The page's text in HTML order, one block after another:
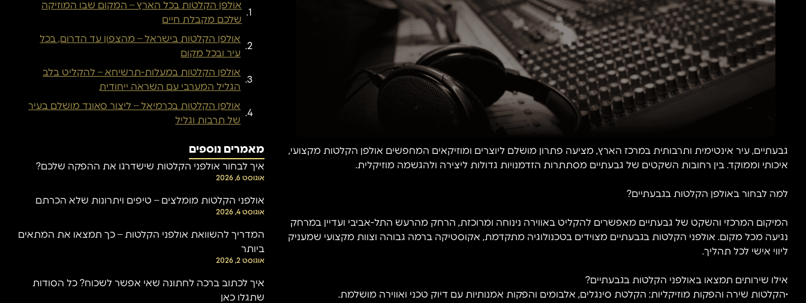
גבעתיים, עיר אינטימית ותרבותית במרכז הארץ, מציעה פתרון מושלם ליוצרים ומוזיקאים המחפשים אולפן הקלטות מקצועי,
איכותי וממוקד. בין רחובות השקטים של גבעתיים מסתתרות הזדמנויות גדולות ליצירה ולהגשמה מוזיקלית.
למה לבחור באולפן הקלטות בגבעתיים?
המיקום המרכזי והשקט של גבעתיים מאפשרים להקליט באווירה נינוחה ומרוכזת, הרחק מהרעש התל-אביבי ועדיין במרחק
נגיעה מכל מקום. אולפני הקלטות בגבעתיים מצוידים בטכנולוגיה מתקדמת, אקוסטיקה ברמה גבוהה וצוות מקצועי שמעניק
ליווי אישי לכל תהליך.
אילו שירותים תמצאו באולפני הקלטות בגבעתיים?
•הקלטות שירה והפקות מוזיקליות: הקלטת סינגלים, אלבומים והפקות אמנותיות עם דיוק טכני ואווירה מושלמת.
אולפן הקלטות בכל הארץ – המקום שבו המוזיקה
שלכם מקבלת חיים
אולפן הקלטות בישראל – מהצפון עד הדרום, בכל
עיר ובכל מקום
אולפן הקלטות במעלות-תרשיחא – להקליט בלב
הגליל המערבי עם השראה ייחודית
אולפן הקלטות בכרמיאל – ליצור סאונד מושלם בעיר
של תרבות וגליל
מאמרים נוספים
איך לבחור אולפני הקלטות שישדרגו את ההפקה שלכם?
אוגוסט 6, 2026
אולפני הקלטות מומלצים – טיפים ויתרונות שלא הכרתם
אוגוסט 4, 2026
המדריך להשוואת אולפני הקלטות – כך תמצאו את המתאים
ביותר
אוגוסט 2, 2026
איך לכתוב ברכה לחתונה שאי אפשר לשכוח? כל הסודות
שתגלו כאן